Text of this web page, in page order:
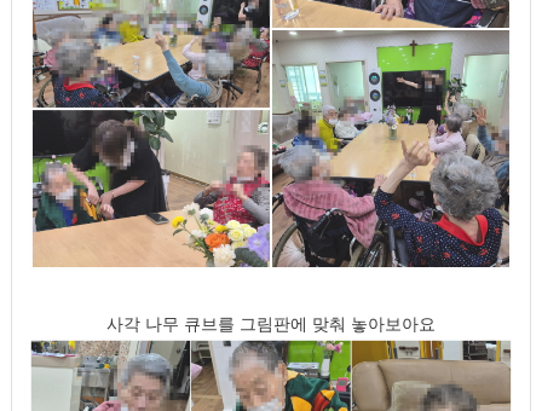
사각 나무 큐브를 그림판에 맞춰 놓아보아요